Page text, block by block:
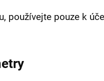
používejte pouze k